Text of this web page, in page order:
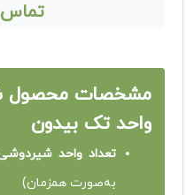
تماس
مشخصات محصول
واحد تک بیدون
تعداد واحد
به‌صورت همزمان)